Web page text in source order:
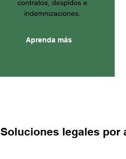
contratos, despidos e
indemnizaciones.
Aprenda más
Soluciones legales por